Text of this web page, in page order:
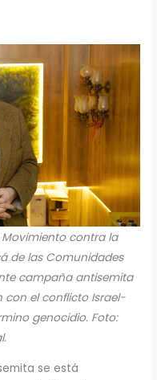
Movimiento contra la
de las Comunidades
campaña antisemita
con el conflicto Israel-
genocidio. Foto:
se está